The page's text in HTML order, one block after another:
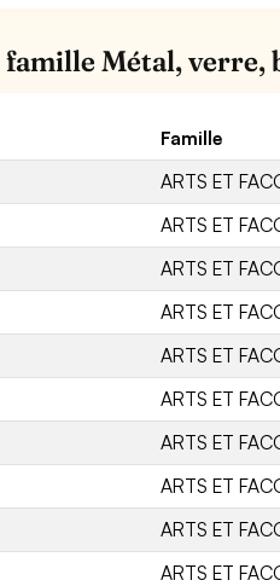
famille Métal,
Famille
ARTS ET
ARTS ET
ARTS ET
ARTS ET
ARTS ET
ARTS ET
ARTS ET
ARTS ET
ARTS ET
ARTS ET